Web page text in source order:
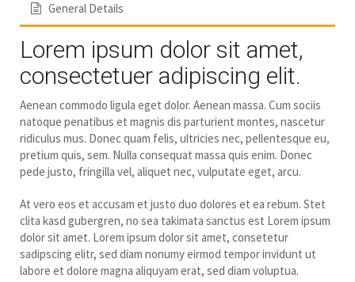
General Details
Lorem ipsum dolor sit amet,
consectetuer adipiscing elit.
Aenean commodo ligula eget dolor. Aenean massa. Cum sociis
natoque penatibus et magnis dis parturient montes, nascetur
ridiculus mus. Donec quam felis, ultricies nec, pellentesque eu,
pretium quis, sem. Nulla consequat massa quis enim. Donec
pede justo, fringilla vel, aliquet nec, vulputate eget, arcu.
At vero eos et accusam et justo duo dolores et ea rebum. Stet
clita kasd gubergren, no sea takimata sanctus est Lorem ipsum
dolor sit amet. Lorem ipsum dolor sit amet, consetetur
sadipscing elitr, sed diam nonumy eirmod tempor invidunt ut
labore et dolore magna aliquyam erat, sed diam voluptua.